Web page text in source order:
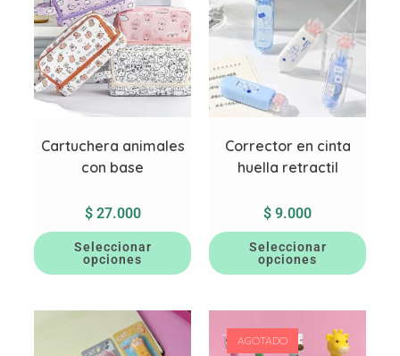
Cartuchera animales
con base
$27.000
Seleccionar
opciones
Corrector en cinta
huella retractil
$ 9.000
Seleccionar
opciones
AGOTADO